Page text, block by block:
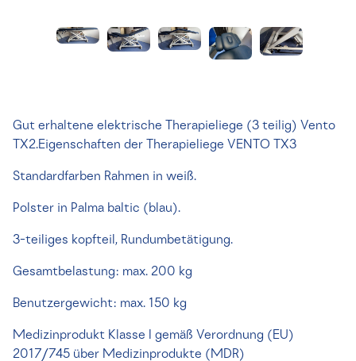
Gut erhaltene elektrische Therapieliege (3 teilig) Vento
TX2.Eigenschaften der Therapieliege VENTO TX3
Standardfarben Rahmen in weiß.
Polster in Palma baltic (blau).
3-teiliges kopfteil, Rundumbetätigung.
Gesamtbelastung: max. 200 kg
Benutzergewicht: max. 150 kg
Medizinprodukt Klasse I gemäß Verordnung (EU)
2017/745 über Medizinprodukte (MDR)